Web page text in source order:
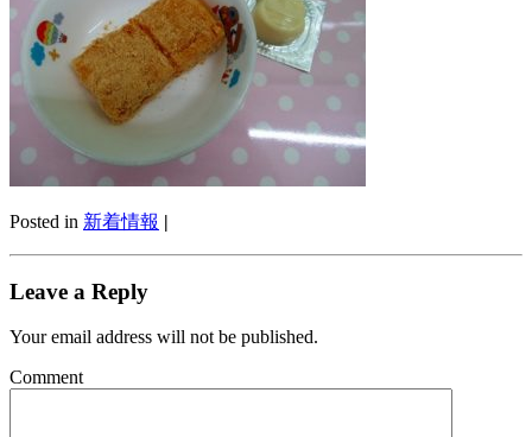
Posted in 新着情報 |
Leave a Reply
Your email address will not be published.
Comment